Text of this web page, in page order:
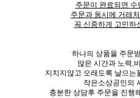
주문이 완료되면 수
주문과 동시에 거래
꼭 신중하게 고민하
하나의 상품을 주문
많은 시간과 노력,
지치지않고 오래도록 날으는
작은소상공인의
충분한 상담후 주문을 진행